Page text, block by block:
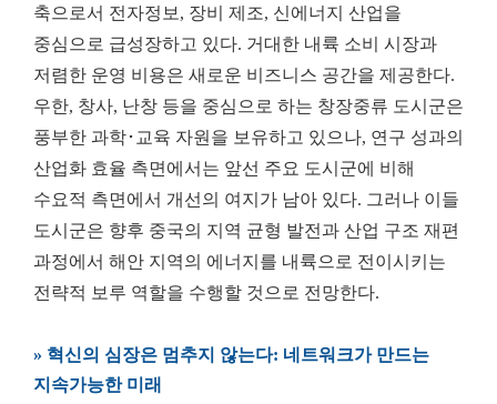
축으로서 전자정보, 장비 제조, 신에너지 산업을
중심으로 급성장하고 있다. 거대한 내륙 소비 시장과
저렴한 운영 비용은 새로운 비즈니스 공간을 제공한다.
우한, 창사, 난창 등을 중심으로 하는 창장중류 도시군은
풍부한 과학･교육 자원을 보유하고 있으나, 연구 성과의
산업화 효율 측면에서는 앞선 주요 도시군에 비해
수요적 측면에서 개선의 여지가 남아 있다. 그러나 이들
도시군은 향후 중국의 지역 균형 발전과 산업 구조 재편
과정에서 해안 지역의 에너지를 내륙으로 전이시키는
전략적 보루 역할을 수행할 것으로 전망한다.
» 혁신의 심장은 멈추지 않는다: 네트워크가 만드는
지속가능한 미래